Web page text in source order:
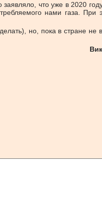
что уже в 2020
нами газа. При
но, пока в стране не